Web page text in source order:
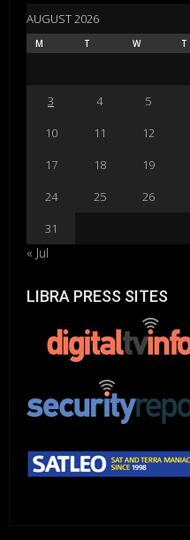
AUGUST 2026
M T W T
3
4 5
10
11 12
17
18 19
24
25 26
31
« Jul
LIBRA PRESS SITES